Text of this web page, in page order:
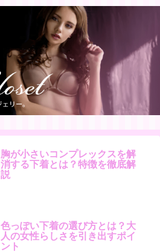
胸が小さいコンプレックスを解
消する下着とは？特徴を徹底解
説
色っぽい下着の選び方とは？大
人の女性らしさを引き出すポイ
ント